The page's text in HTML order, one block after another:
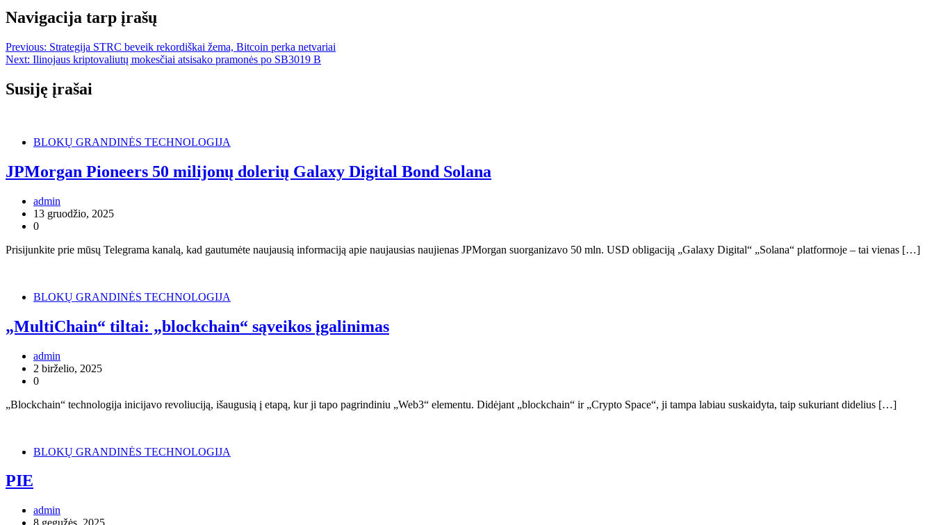
Navigacija tarp įrašų
Previous: Strategija STRC beveik rekordiškai žema, Bitcoin perka netvariai
Next: Ilinojaus kriptovaliutų mokesčiai atsisako pramonės po SB3019 B
Susiję įrašai
BLOKŲ GRANDINĖS TECHNOLOGIJA
JPMorgan Pioneers 50 milijonų dolerių Galaxy Digital Bond Solana
admin
13 gruodžio, 2025
0
Prisijunkite prie mūsų Telegrama kanalą, kad gautumėte naujausią informaciją apie naujausias naujienas JPMorgan suorganizavo 50 mln. USD obligaciją „Galaxy Digital“ „Solana“ platformoje – tai vienas […]
BLOKŲ GRANDINĖS TECHNOLOGIJA
„MultiChain“ tiltai: „blockchain“ sąveikos įgalinimas
admin
2 birželio, 2025
0
„Blockchain“ technologija inicijavo revoliuciją, išaugusią į etapą, kur ji tapo pagrindiniu „Web3“ elementu. Didėjant „blockchain“ ir „Crypto Space“, ji tampa labiau suskaidyta, taip sukuriant didelius […]
BLOKŲ GRANDINĖS TECHNOLOGIJA
PIE
admin